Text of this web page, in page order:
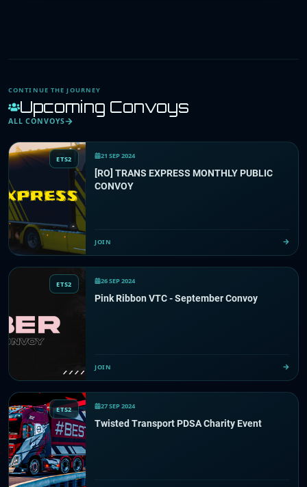
CONTINUE THE JOURNEY
Upcoming Convoys
ALL CONVOYS
ETS2 21 SEP 2024
[RO] TRANS EXPRESS MONTHLY PUBLIC
CONVOY
JOIN
ETS2 26 SEP 2024
Pink Ribbon VTC - September Convoy
JOIN
ETS2 27 SEP 2024
Twisted Transport PDSA Charity Event